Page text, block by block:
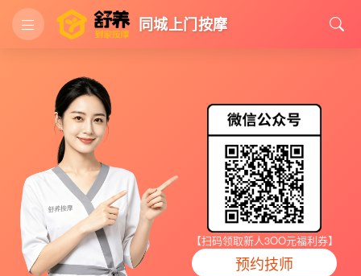
同城上门按摩
【扫码领取新人3OO元福利券】
预约技师